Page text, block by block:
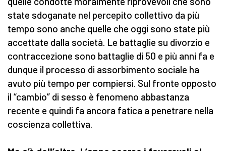
state sdoganate nel percepito collettivo da più
tempo sono anche quelle che oggi sono state più
accettate dalla società. Le battaglie su divorzio e
contraccezione sono battaglie di 50 e più anni fa e
dunque il processo di assorbimento sociale ha
avuto più tempo per compiersi. Sul fronte opposto
il “cambio” di sesso è fenomeno abbastanza
recente e quindi fa ancora fatica a penetrare nella
coscienza collettiva.